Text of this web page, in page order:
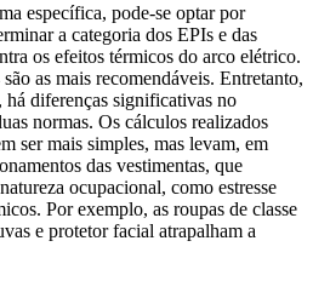
específica, pode-se optar por
a categoria dos EPIs e das
os efeitos térmicos do arco elétrico.
as mais recomendáveis. Entretanto,
há diferenças significativas no
normas. Os cálculos realizados
ser mais simples, mas levam, em
das vestimentas, que
ocupacional, como estresse
Por exemplo, as roupas de classe
e protetor facial atrapalham a